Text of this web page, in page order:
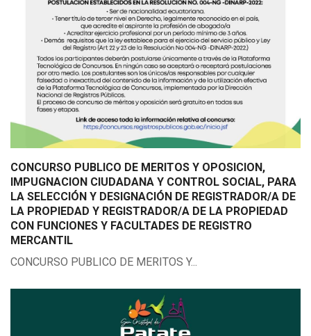
CONCURSO PUBLICO DE MERITOS Y OPOSICION,
IMPUGNACION CIUDADANA Y CONTROL SOCIAL, PARA
LA SELECCIÓN Y DESIGNACIÓN DE REGISTRADOR/A DE
LA PROPIEDAD Y REGISTRADOR/A DE LA PROPIEDAD
CON FUNCIONES Y FACULTADES DE REGISTRO
MERCANTIL
CONCURSO PUBLICO DE MERITOS Y...